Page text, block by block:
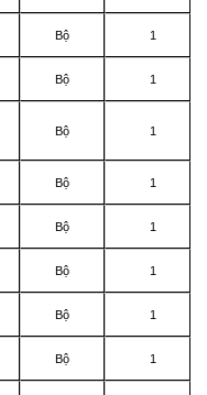
Bộ 1
Bộ 1
Bộ 1
Bộ 1
Bộ 1
Bộ 1
Bộ 1
Bộ 1